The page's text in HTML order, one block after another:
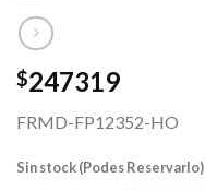
$247319
FRMD-FP12352-HO
Sin stock (Podes Reservarlo)